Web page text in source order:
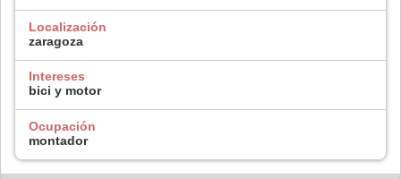
Localización
zaragoza
Intereses
bici y motor
Ocupación
montador